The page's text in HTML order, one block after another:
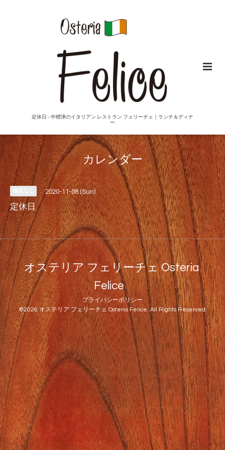
定休日 - 中標津のイタリアン レストラン フェリーチェ｜ランチ＆ディナ
ー
カレンダー
2020-11-08 (Sun)
定休日
オステリア フェリーチェ Osteria
Felice
プライバシーポリシー
©2026オステリア フェリーチェ Osteria Felice. All Rights Reserved.